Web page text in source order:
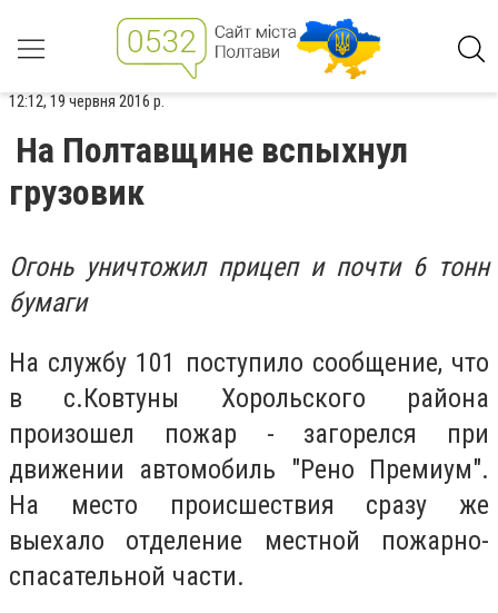
12:12, 19 червня 2016 р.
На Полтавщине вспыхнул
грузовик
Огонь уничтожил прицеп и почти 6 тонн
бумаги
На службу 101 поступило сообщение, что
в с.Ковтуны Хорольского района
произошел пожар - загорелся при
движении автомобиль "Рено Премиум".
На место происшествия сразу же
выехало отделение местной пожарно-
спасательной части.